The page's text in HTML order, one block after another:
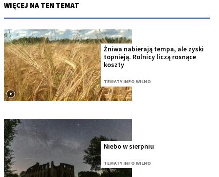
WIĘCEJ NA TEN TEMAT
Żniwa nabierają tempa, ale zyski
topnieją. Rolnicy liczą rosnące
koszty
TEMATY INFO WILNO
Niebo w sierpniu
TEMATY INFO WILNO